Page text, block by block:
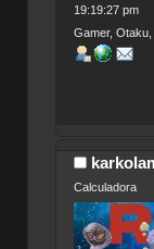
19:19:27 pm
Gamer,
Calculadora